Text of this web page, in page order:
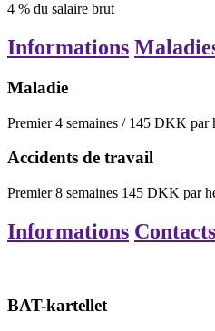
4 % du salaire brut
Informations
Maladie
Premier4 semaines / 145 DKK par
Accidents de travail
Premier8 semaines 145 DKK par
Informations Contacts
BAT-kartellet